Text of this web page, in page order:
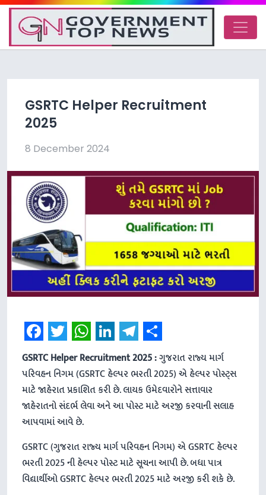
GSRTC Helper Recruitment
2025
8 December 2024
Facebook
Twitter
WhatsApp
LinkedIn
Telegram
Share
GSRTC Helper Recruitment 2025 :ગુજરાત રાજ્ય માર્ગ
પરિવહન નિગમ (GSRTC હેલ્પર ભરતી 2025) એ હેલ્પર પોસ્ટ્સ
માટે જાહેરાત પ્રકાશિત કરી છે. લાયક ઉમેદવારોને સત્તાવાર
જાહેરાતનો સંદર્ભ લેવા અને આ પોસ્ટ માટે અરજી કરવાની સલાહ
આપવામાં આવે છે.
GSRTC (ગુજરાત રાજ્ય માર્ગ પરિવહન નિગમ) એ GSRTC હેલ્પર
ભરતી 2025 ની હેલ્પર પોસ્ટ માટે સૂચના આપી છે. બધા પાત્ર
વિદ્યાર્થીઓ GSRTC હેલ્પર ભરતી 2025 માટે અરજી કરી શકે છે.